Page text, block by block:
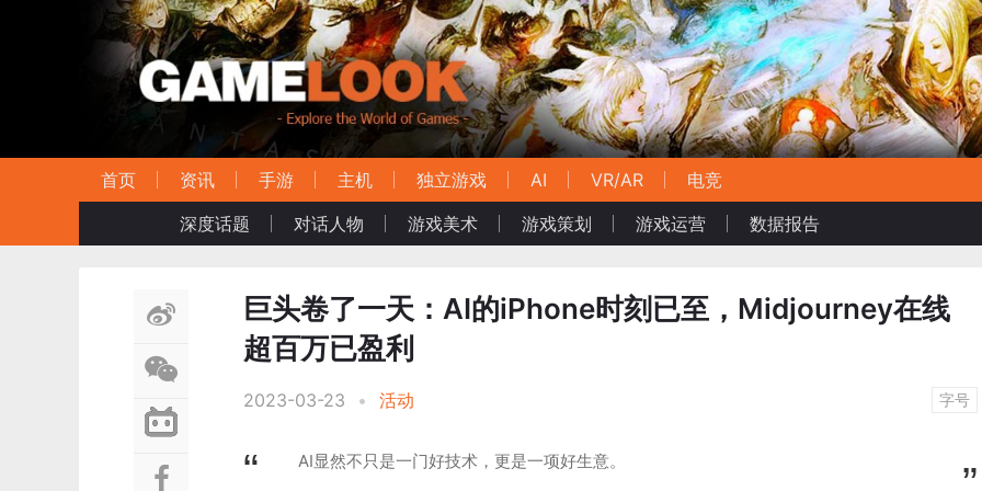
首页 资讯 手游 主机 独立游戏 AI VR/AR
电竞
深度话题
对话人物 游戏美术 游戏策划 游戏运营 数据报告
巨头卷了一天：AI的iPhone时刻已至，Midjourney在线
超百万已盈利
2023-03-23 • 活动 字号
AI显然不只是一门好技术，更是一项好生意。